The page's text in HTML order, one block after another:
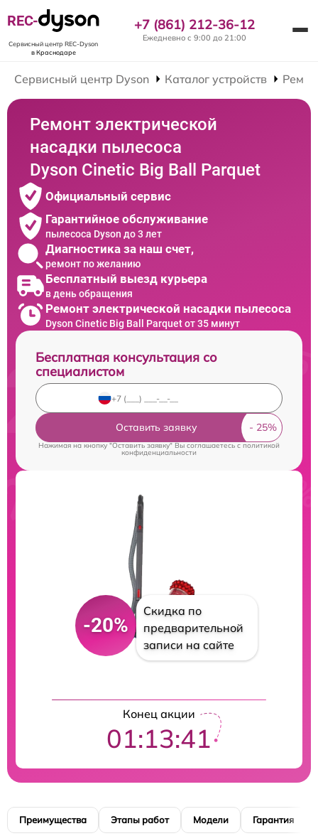
REC-
Сервисный центр REC-Dyson
в Краснодаре
+7 (861) 212-36-12
Ежедневно с 9:00 до 21:00
Сервисный центр Dyson Каталог устройств
Ремонт электрической
насадки пылесоса
Dyson Cinetic Big Ball Parquet
Официальный сервис
Гарантийное обслуживание
пылесоса Dyson до 3 лет
Диагностика за наш счет,
ремонт по желанию
Бесплатный выезд курьера
в день обращения
Ремонт электрической насадки пылесоса
Dyson Cinetic Big Ball Parquet от 35 минут
Бесплатная консультация со
специалистом
Оставить заявку
Нажимая на кнопку "Оставить заявку" Вы соглашаетесь cполитикой
конфиденциальности
-20%
Скидка по
предварительной
записи на сайте
Конец акции
01:13:41
Преимущества Этапы работ Модели Гарантия